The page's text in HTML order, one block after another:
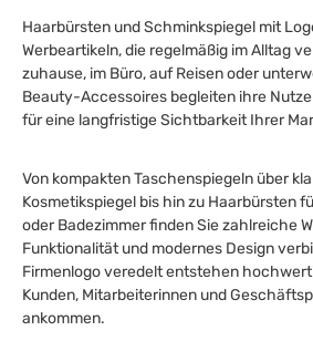
Haarbürsten und Schminkspiegel mit
Werbeartikeln, die regelmäßig im Alltag
zuhause, im Büro, auf Reisen oder
Beauty-Accessoires begleiten ihre
für eine langfristige Sichtbarkeit Ihrer
Von kompakten Taschenspiegeln über
Kosmetikspiegel bis hin zu Haarbürsten
oder Badezimmer finden Sie zahlreiche
Funktionalität und modernes Design
Firmenlogo veredelt entstehen
Kunden, Mitarbeiterinnen und
ankommen.